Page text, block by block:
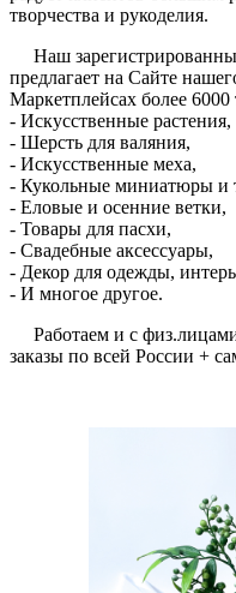
творчества и рукоделия.
Наш
предлагает на Сайте
Маркетплейсах более 6000
- Искусственные растения,
- Шерсть для валяния,
- Искусственные меха,
- Кукольные миниатюры и
- Еловые и осенние ветки,
- Товары для пасхи,
- Свадебные аксессуары,
- Декор для одежды,
- И многое другое.
Работаем и с
заказы по всей России +